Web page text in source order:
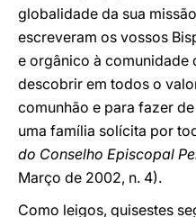
globalidade da sua
escreveram os vossos
e orgânico à comunidade
descobrir em todos o
comunhão e para fazer
uma família solícita por
do Conselho Episcopal
Março de 2002, n. 4).
Como leigos, quisestes